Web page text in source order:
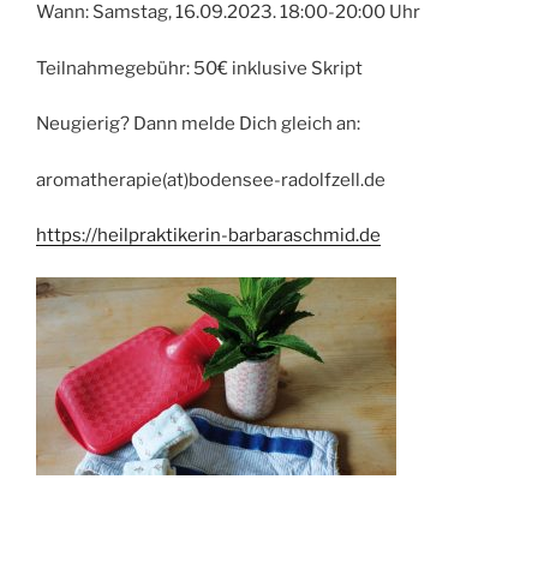
Wann: Samstag, 16.09.2023. 18:00-20:00 Uhr
Teilnahmegebühr: 50€ inklusive Skript
Neugierig? Dann melde Dich gleich an:
aromatherapie(at)bodensee-radolfzell.de
https://heilpraktikerin-barbaraschmid.de